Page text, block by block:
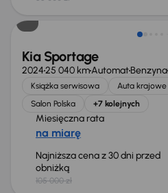
Taniej o 1 000 zł
Kia Sportage
202425 040 kmAutomatBenzyna
Książka serwisowa Auta krajowe
Salon Polska
+7 kolejnych
Miesięczna rata
na miarę
Najniższa cena z 30 dni przed
obniżką
105 000 zł
Taniej o 500 zł